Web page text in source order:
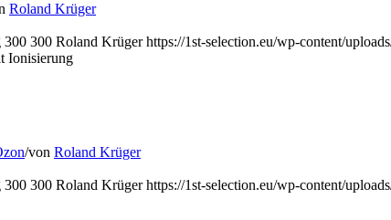
Roland Krüger
300 300 Roland Krüger https://1st-selection.eu/wp-content/
Ionisierung
/von Roland Krüger
300 300 Roland Krüger https://1st-selection.eu/wp-content/